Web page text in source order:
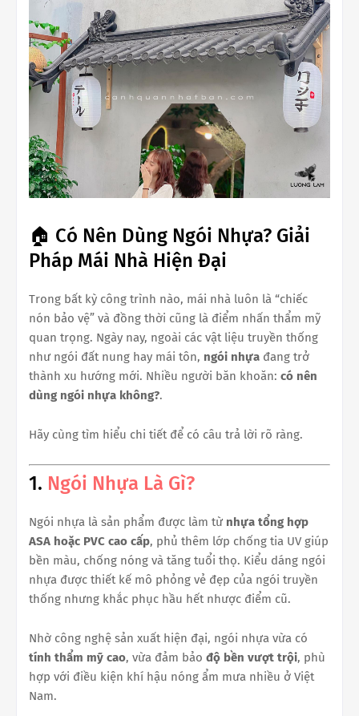
🏠 Có Nên Dùng Ngói Nhựa? Giải
Pháp Mái Nhà Hiện Đại
Trong bất kỳ công trình nào, mái nhà luôn là “chiếc
nón bảo vệ” và đồng thời cũng là điểm nhấn thẩm mỹ
quan trọng. Ngày nay, ngoài các vật liệu truyền thống
như ngói đất nung hay mái tôn, ngói nhựa đang trở
thành xu hướng mới. Nhiều người băn khoăn: có nên
dùng ngói nhựa không?.
Hãy cùng tìm hiểu chi tiết để có câu trả lời rõ ràng.
1. Ngói Nhựa Là Gì?
Ngói nhựa là sản phẩm được làm từ nhựa tổng hợp
ASA hoặc PVC cao cấp, phủ thêm lớp chống tia UV giúp
bền màu, chống nóng và tăng tuổi thọ. Kiểu dáng ngói
nhựa được thiết kế mô phỏng vẻ đẹp của ngói truyền
thống nhưng khắc phục hầu hết nhược điểm cũ.
Nhờ công nghệ sản xuất hiện đại, ngói nhựa vừa có
tính thẩm mỹ cao, vừa đảm bảo độ bền vượt trội, phù
hợp với điều kiện khí hậu nóng ẩm mưa nhiều ở Việt
Nam.